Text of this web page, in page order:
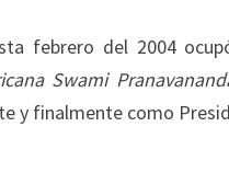
febrero del 2004
Swami
y finalmente como